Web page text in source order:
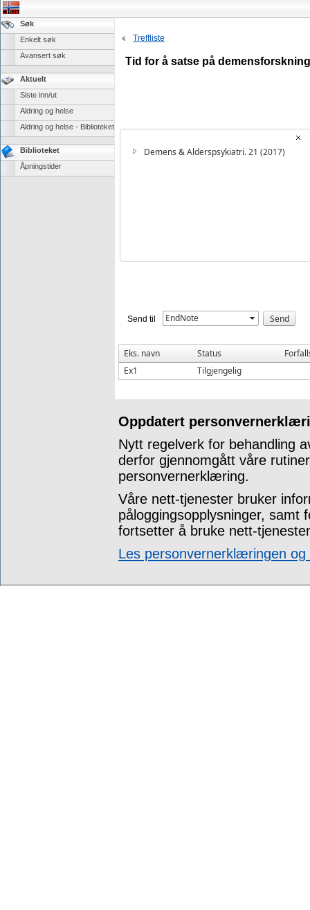
Søk
Enkelt søk
Avansert søk
Aktuelt
Siste inn/ut
Aldring og helse
Aldring og helse - Biblioteket
Biblioteket
Åpningstider
Treffliste
Tid for å satse på
Demens & Alderspsykiatri. 21 (2017)
Send til EndNote
Eks. navn Status
Ex1
Tilgjengelig
Oppdatert
Nytt regelverk for behandling
derfor gjennomgått våre
personvernerklæring.
Våre nett-tjenester bruker
påloggingsopplysninger, samt
fortsetter å bruke nett-
Les personvernerklæringen